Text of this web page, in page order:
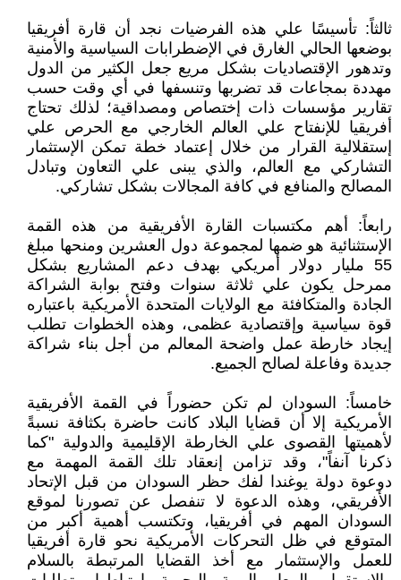
ثالثاً: تأسيسًا علي هذه الفرضيات نجد أن قارة أفريقيا
بوضعها الحالي الغارق في الإضطرابات السياسية والأمنية
وتدهور الإقتصاديات بشكل مريع جعل الكثير من الدول
مهددة بمجاعات قد تضربها وتنسفها في أي وقت حسب
تقارير مؤسسات ذات إختصاص ومصداقية؛ لذلك تحتاج
أفريقيا للإنفتاح علي العالم الخارجي مع الحرص علي
إستقلالية القرار من خلال إعتماد خطة تمكن الإستثمار
التشاركي مع العالم، والذي يبنى علي التعاون وتبادل
المصالح والمنافع في كافة المجالات بشكل تشاركي.
رابعاً: أهم مكتسبات القارة الأفريقية من هذه القمة
الإستثنائية هو ضمها لمجموعة دول العشرين ومنحها مبلغ
55 مليار دولار أمريكي بهدف دعم المشاريع بشكل
ممرحل يكون علي ثلاثة سنوات وفتح بوابة الشراكة
الجادة والمتكافئة مع الولايات المتحدة الأمريكية باعتباره
قوة سياسية وإقتصادية عظمى، وهذه الخطوات تطلب
إيجاد خارطة عمل واضحة المعالم من أجل بناء شراكة
جديدة وفاعلة لصالح الجميع.
خامساً: السودان لم تكن حضوراً في القمة الأفريقية
الأمريكية إلا أن قضايا البلاد كانت حاضرة بكثافة نسبةً
لأهميتها القصوى علي الخارطة الإقليمية والدولية "كما
ذكرنا آنفاً"، وقد تزامن إنعقاد تلك القمة المهمة مع
دوعوة دولة يوغندا لفك حظر السودان من قبل الإتحاد
الأفريقي، وهذه الدعوة لا تنفصل عن تصورنا لموقع
السودان المهم في أفريقيا، وتكتسب أهمية أكبر من
المتوقع في ظل التحركات الأمريكية نحو قارة أفريقيا
للعمل والإستثمار مع أخذ القضايا المرتبطة بالسلام